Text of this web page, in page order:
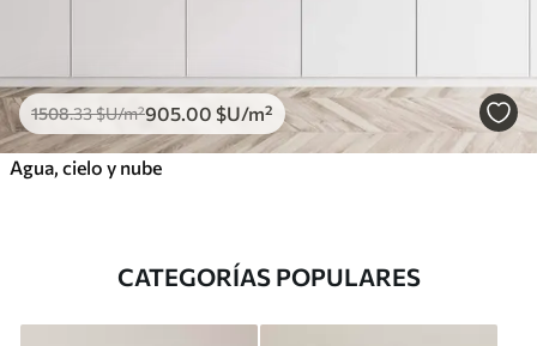
1508.33$U/m²905 .00 $U/m²
Agua, cielo y nube
CATEGORÍAS POPULARES